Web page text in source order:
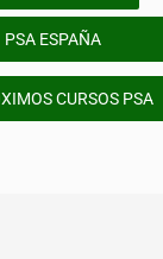
PSA ESPAÑA
CURSOS PSA